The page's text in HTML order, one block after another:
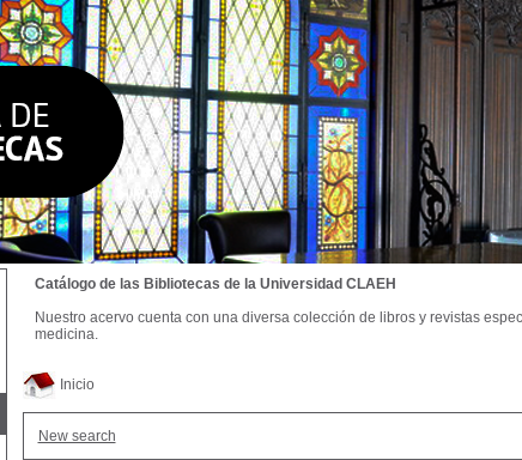
Inicio
New search
Catálogo de las Bibliotecas de la Universidad CLAEH
Nuestro acervo cuenta con una diversa colección de libros y revistas
medicina.